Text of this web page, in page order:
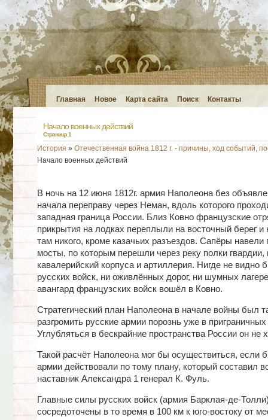
Главная Новое Карта сайта Поиск Контакты
Начало военных действий
Страница 1
История » Отечественная война 1812 г. - причины, ход событий,
Начало военных действий
В ночь на 12 июня 1812г. армия Наполеона без
начала переправу через Неман, вдоль которого
западная граница России. Близ Ковно французские
прикрытия на лодках переплыли на восточный берег и
там никого, кроме казачьих разъездов. Сапёры навели
мосты, по которым перешли через реку полки гвардии,
кавалерийский корпуса и артиллерия. Нигде не видно
русских войск, ни оживлённых дорог, ни шумных
авангард французских войск вошёл в Ковно.
Стратегический план Наполеона в начале войны был
разгромить русские армии порознь уже в
Углубляться в бескрайние пространства России он не
Такой расчёт Наполеона мог бы осуществиться, если
армии действовали по тому плану, который составил
наставник Александра 1 генерал К. Фуль.
Главные силы русских войск (армия Барклая-де-
сосредоточены в то время в 100 км к юго-востоку от